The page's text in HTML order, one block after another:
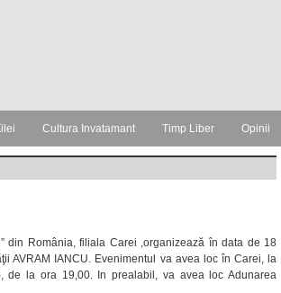
Cultura Invatamant Timp Liber Opinii
din România, filiala Carei ,organizează în data de 18
AVRAM IANCU. Evenimentul va avea loc în Carei, la
la ora 19,00. In prealabil, va avea loc Adunarea